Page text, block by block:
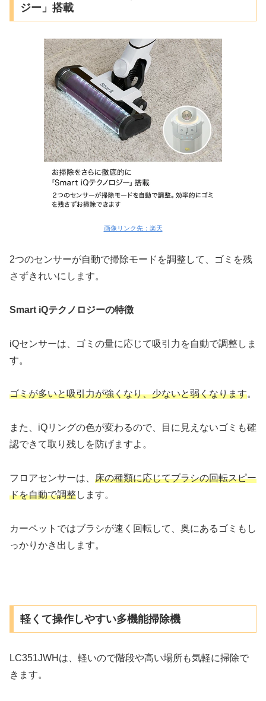
ジー」搭載
画像リンク先：楽天
2つのセンサーが自動で掃除モードを調整して、ゴミを残
さずきれいにします。
Smart iQテクノロジーの特徴
iQセンサーは、ゴミの量に応じて吸引力を自動で調整しま
す。
ゴミが多いと吸引力が強くなり、少ないと弱くなります。
また、iQリングの色が変わるので、目に見えないゴミも確
認できて取り残しを防げますよ。
フロアセンサーは、 床の種類に応じてブラシの回転スピー
ドを自動で調整します。
カーペットではブラシが速く回転して、奥にあるゴミもし
っかりかき出します。
軽くて操作しやすい多機能掃除機
LC351JWHは、軽いので階段や高い場所も気軽に掃除で
きます。